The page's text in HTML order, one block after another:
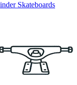
Skateboards